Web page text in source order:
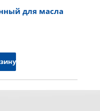
для масла